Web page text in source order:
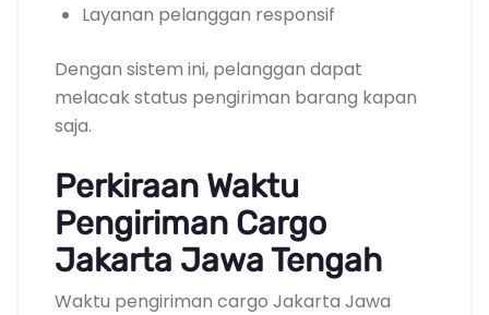
Layanan pelanggan responsif
Dengan sistem ini, pelanggan dapat
melacak status pengiriman barang kapan
saja.
Perkiraan Waktu
Pengiriman Cargo
Jakarta Jawa Tengah
Waktu pengiriman cargo Jakarta Jawa